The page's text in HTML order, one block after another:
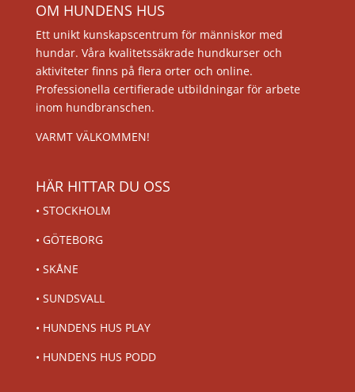
OM HUNDENS HUS
Ett unikt kunskapscentrum för människor med
hundar. Våra kvalitetssäkrade hundkurser och
aktiviteter finns på flera orter och online.
Professionella certifierade utbildningar för arbete
inom hundbranschen.
VARMT VÄLKOMMEN!
HÄR HITTAR DU OSS
• STOCKHOLM
• GÖTEBORG
• SKÅNE
• SUNDSVALL
• HUNDENS HUS PLAY
• HUNDENS HUS PODD